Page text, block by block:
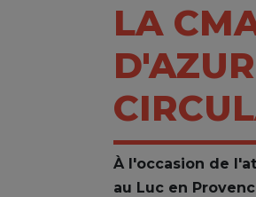
LA
À l'occasion de
au Luc en